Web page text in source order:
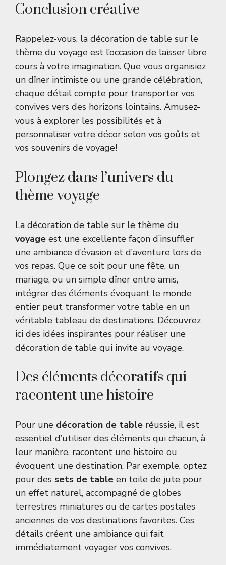
Conclusion créative
Rappelez-vous, la décoration de table sur le
thème du voyage est l’occasion de laisser libre
cours à votre imagination. Que vous organisiez
un dîner intimiste ou une grande célébration,
chaque détail compte pour transporter vos
convives vers des horizons lointains. Amusez-
vous à explorer les possibilités et à
personnaliser votre décor selon vos goûts et
vos souvenirs de voyage!
Plongez dans l’univers du
thème voyage
La décoration de table sur le thème du
voyage est une excellente façon d’insuffler
une ambiance d’évasion et d’aventure lors de
vos repas. Que ce soit pour une fête, un
mariage, ou un simple dîner entre amis,
intégrer des éléments évoquant le monde
entier peut transformer votre table en un
véritable tableau de destinations. Découvrez
ici des idées inspirantes pour réaliser une
décoration de table qui invite au voyage.
Des éléments décoratifs qui
racontent une histoire
Pour une décoration de table réussie, il est
essentiel d’utiliser des éléments qui chacun, à
leur manière, racontent une histoire ou
évoquent une destination. Par exemple, optez
pour des sets de table en toile de jute pour
un effet naturel, accompagné de globes
terrestres miniatures ou de cartes postales
anciennes de vos destinations favorites. Ces
détails créent une ambiance qui fait
immédiatement voyager vos convives.